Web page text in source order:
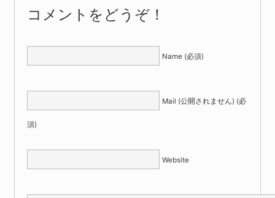
コメントをどうぞ！
Name (必須)
Mail (公開されません) (必
須)
Website